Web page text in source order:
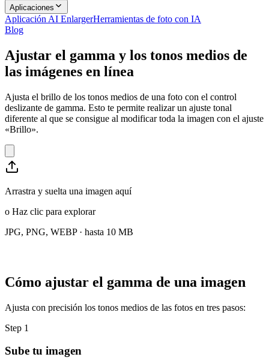
Aplicaciones
Aplicación AI EnlargerHerramientas de foto con IA
Blog
Ajustar el gamma y los tonos medios de
las imágenes en línea
Ajusta el brillo de los tonos medios de una foto con el control
deslizante de gamma. Esto te permite realizar un ajuste tonal
diferente al que se consigue al modificar toda la imagen con el ajuste
«Brillo».
Arrastra y suelta una imagen aquí
o Haz clic para explorar
JPG, PNG, WEBP · hasta 10 MB
Cómo ajustar el gamma de una imagen
Ajusta con precisión los tonos medios de las fotos en tres pasos:
Step 1
Sube tu imagen